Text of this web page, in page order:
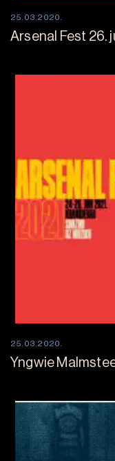
25.03.2020.
Arsenal Fest 26.
25.03.2020.
Yngwie